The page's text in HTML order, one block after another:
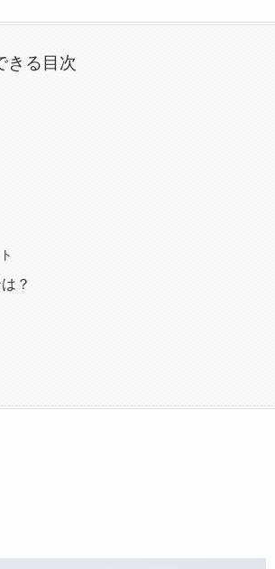
きる目次
？